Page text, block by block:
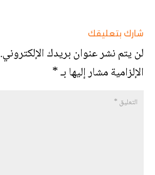
شارك بتعليقك
لن يتم نشر عنوان بريدك الإلكتروني.
الإلزامية مشار إليها بـ*